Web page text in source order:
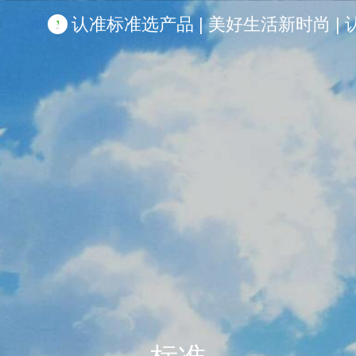
认准标准选产品 | 美好生活新时尚 |